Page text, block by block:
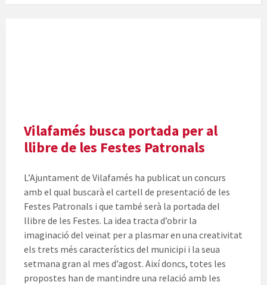
Vilafamés busca portada per al
llibre de les Festes Patronals
L’Ajuntament de Vilafamés ha publicat un concurs
amb el qual buscarà el cartell de presentació de les
Festes Patronals i que també serà la portada del
llibre de les Festes. La idea tracta d’obrir la
imaginació del veïnat per a plasmar en una creativitat
els trets més característics del municipi i la seua
setmana gran al mes d’agost. Així doncs, totes les
propostes han de mantindre una relació amb les